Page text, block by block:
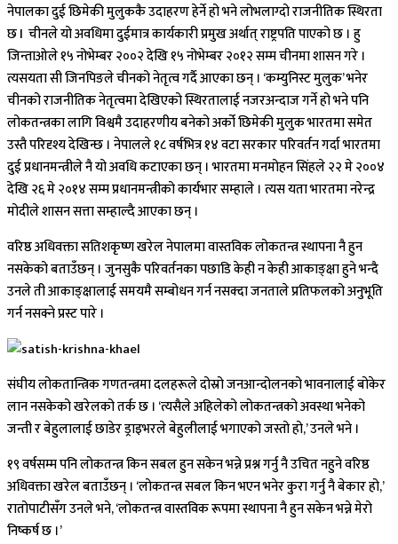
नेपालका दुई छिमेकी मुलुककै उदाहरण हेर्ने हो भने लोभलाग्दो राजनीतिक स्थिरता
छ l चीनले यो अवधिमा दुईमात्र कार्यकारी प्रमुख अर्थात् राष्ट्रपति पाएको छ । हु
जिन्ताओले १५ नोभेम्बर २००२ देखि १५ नोभेम्बर २०१२ सम्म चीनमा शासन गरे ।
त्यसयता सी जिनपिङले चीनको नेतृत्व गर्दै आएका छन् । ‘कम्युनिस्ट मुलुक’ भनेर
चीनको राजनीतिक नेतृत्वमा देखिएको स्थिरतालाई नजरअन्दाज गर्ने हो भने पनि
लोकतन्त्रका लागि विश्वमै उदाहरणीय बनेको अर्को छिमेकी मुलुक भारतमा समेत
उस्तै परिदृश्य देखिन्छ । नेपालले १८ वर्षभित्र १४ वटा सरकार परिवर्तन गर्दा भारतमा
दुई प्रधानमन्त्रीले नै यो अवधि कटाएका छन् । भारतमा मनमोहन सिंहले २२ मे २००४
देखि २६ मे २०१४ सम्म प्रधानमन्त्रीको कार्यभार सम्हाले । त्यस यता भारतमा नरेन्द्र
मोदीले शासन सत्ता सम्हाल्दै आएका छन् ।
वरिष्ठ अधिवक्ता सतिशकृष्ण खरेल नेपालमा वास्तविक लोकतन्त्र स्थापना नै हुन
नसकेको बताउँछन् । जुनसुकै परिवर्तनका पछाडि केही न केही आकाङ्क्षा हुने भन्दै
उनले ती आकाङ्क्षालाई समयमै सम्बोधन गर्न नसक्दा जनताले प्रतिफलको अनुभूति
गर्न नसक्ने प्रस्ट पारे ।
संघीय लोकतान्त्रिक गणतन्त्रमा दलहरूले दोस्रो जनआन्दोलनको भावनालाई बोकेर
लान नसकेको खरेलको तर्क छ । ‘त्यसैले अहिलेको लोकतन्त्रको अवस्था भनेको
जन्ती र बेहुलालाई छाडेर ड्राइभरले बेहुलीलाई भगाएको जस्तो हो,’ उनले भने ।
१९ वर्षसम्म पनि लोकतन्त्र किन सबल हुन सकेन भन्ने प्रश्न गर्नु नै उचित नहुने वरिष्ठ
अधिवक्ता खरेल बताउँछन् । ‘लोकतन्त्र सबल किन भएन भनेर कुरा गर्नु नै बेकार हो,’
रातोपाटीसँग उनले भने, ‘लोकतन्त्र वास्तविक रूपमा स्थापना नै हुन सकेन भन्ने मेरो
निष्कर्ष छ ।’